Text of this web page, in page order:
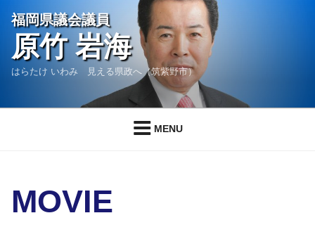
福岡県議会議員
原竹 岩海
はらたけ いわみ 見える県政へ（筑紫野市）
MENU
MOVIE